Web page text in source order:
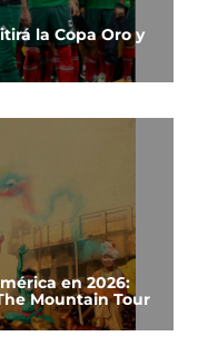
la Copa Oro y
en 2026:
Mountain Tour